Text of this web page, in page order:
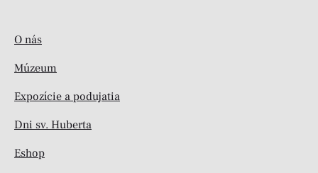
O nás
Múzeum
Expozície a podujatia
Dni sv. Huberta
Eshop